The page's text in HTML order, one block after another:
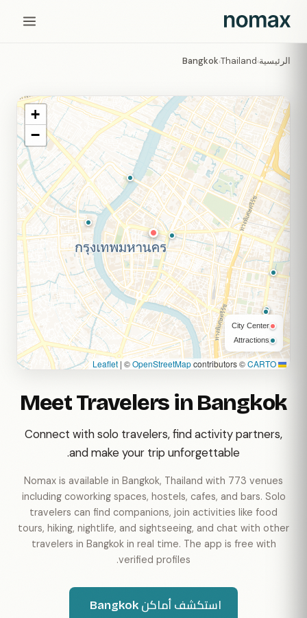
الرئيسية›
Thailand
›
Bangkok
Meet Travelers in Bangkok
Connect with solo travelers, find activity partners,
and make your trip unforgettable.
Nomax is available in Bangkok, Thailand with 773 venues
including coworking spaces, hostels, cafes, and bars. Solo
travelers can find companions, join activities like food
tours, hiking, nightlife, and sightseeing, and chat with other
travelers in Bangkok in real time. The app is free with
verified profiles.
استكشف أماكن Bangkok
+
−
City Center
Attractions
| ©OpenStreetMapcontributors ©CARTO